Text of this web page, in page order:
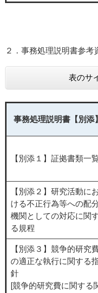
２．事務処理説明書参考
表のサ
事務処理説明書【別添】
【別添１】証拠書類一
【別添２】研究活動に
ける不正行為等への配
機関としての対応に関
る規程
【別添３】競争的研究
の適正な執行に関する
針
[競争的研究費に関する